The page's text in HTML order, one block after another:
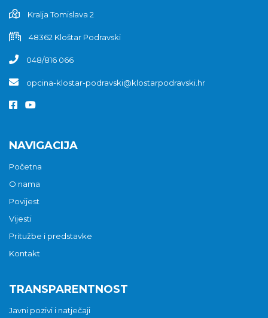
Kralja Tomislava 2
48362 Kloštar Podravski
048/816 066
opcina-klostar-podravski@klostarpodravski.hr
NAVIGACIJA
Početna
O nama
Povijest
Vijesti
Pritužbe i predstavke
Kontakt
TRANSPARENTNOST
Javni pozivi i natječaji